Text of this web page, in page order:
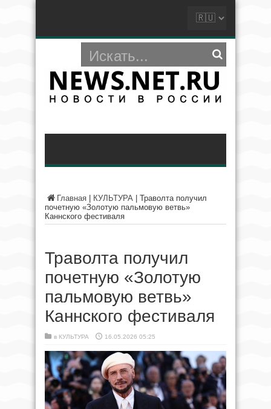
Главная КУЛЬТУРА
Траволта получил
почетную «Золотую пальмовую ветвь»
Каннского фестиваля
Траволта получил
почетную «Золотую
пальмовую ветвь»
Каннского фестиваля
в КУЛЬТУРА 16.05.2026 05:25